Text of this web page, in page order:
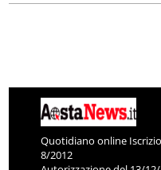
Quotidiano online
8/2012